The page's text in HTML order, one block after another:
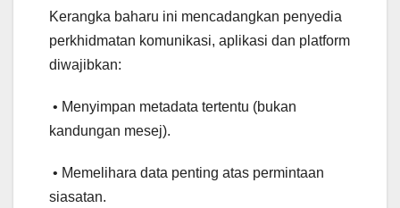
Kerangka baharu ini mencadangkan penyedia
perkhidmatan komunikasi, aplikasi dan platform
diwajibkan:
• Menyimpan metadata tertentu (bukan
kandungan mesej).
• Memelihara data penting atas permintaan
siasatan.